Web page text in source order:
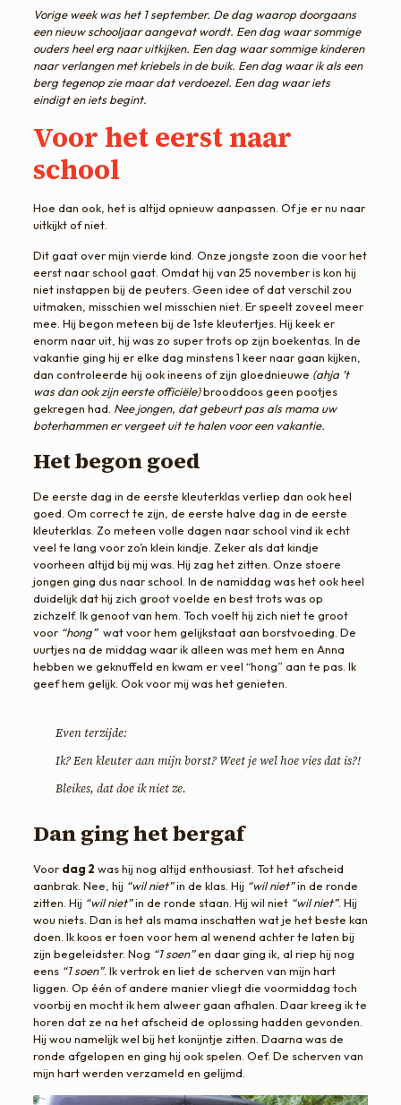
Vorige week was het 1 september. De dag waarop doorgaans
een nieuw schooljaar aangevat wordt. Een dag waar sommige
ouders heel erg naar uitkijken. Een dag waar sommige kinderen
naar verlangen met kriebels in de buik. Een dag waar ik als een
berg tegenop zie maar dat verdoezel. Een dag waar iets
eindigt en iets begint.
Voor het eerst naar
school
Hoe dan ook, het is altijd opnieuw aanpassen. Of je er nu naar
uitkijkt of niet.
Dit gaat over mijn vierde kind. Onze jongste zoon die voor het
eerst naar school gaat. Omdat hij van 25 november is kon hij
niet instappen bij de peuters. Geen idee of dat verschil zou
uitmaken, misschien wel misschien niet. Er speelt zoveel meer
mee. Hij begon meteen bij de 1ste kleutertjes. Hij keek er
enorm naar uit, hij was zo super trots op zijn boekentas. In de
vakantie ging hij er elke dag minstens 1 keer naar gaan kijken,
dan controleerde hij ook ineens of zijn gloednieuwe (ahja ’t
was dan ook zijn eerste officiële)brooddoos geen pootjes
gekregen had. Nee jongen, dat gebeurt pas als mama uw
boterhammen er vergeet uit te halen voor een vakantie.
Het begon goed
De eerste dag in de eerste kleuterklas verliep dan ook heel
goed. Om correct te zijn, de eerste halve dag in de eerste
kleuterklas. Zo meteen volle dagen naar school vind ik echt
veel te lang voor zo’n klein kindje. Zeker als dat kindje
voorheen altijd bij mij was. Hij zag het zitten. Onze stoere
jongen ging dus naar school. In de namiddag was het ook heel
duidelijk dat hij zich groot voelde en best trots was op
zichzelf. Ik genoot van hem. Toch voelt hij zich niet te groot
voor “hong”wat voor hem gelijkstaat aan borstvoeding. De
uurtjes na de middag waar ik alleen was met hem en Anna
hebben we geknuffeld en kwam er veel “hong” aan te pas. Ik
geef hem gelijk. Ook voor mij was het genieten.
Even terzijde:
Ik? Een kleuter aan mijn borst? Weet je wel hoe vies dat is?!
Bleikes, dat doe ik niet ze.
Dan ging het bergaf
Voor dag 2 was hij nog altijd enthousiast. Tot het afscheid
aanbrak. Nee, hij “wil niet”in de klas. Hij “wil niet”in de ronde
zitten. Hij “wil niet”in de ronde staan. Hij wil niet “wil niet”. Hij
wou niets. Dan is het als mama inschatten wat je het beste kan
doen. Ik koos er toen voor hem al wenend achter te laten bij
zijn begeleidster. Nog “1 soen”en daar ging ik, al riep hij nog
eens “1 soen”. Ik vertrok en liet de scherven van mijn hart
liggen. Op één of andere manier vliegt die voormiddag toch
voorbij en mocht ik hem alweer gaan afhalen. Daar kreeg ik te
horen dat ze na het afscheid de oplossing hadden gevonden.
Hij wou namelijk wel bij het konijntje zitten. Daarna was de
ronde afgelopen en ging hij ook spelen. Oef. De scherven van
mijn hart werden verzameld en gelijmd.